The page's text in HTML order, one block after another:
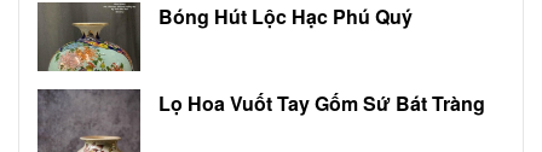
Bóng Hút Lộc Hạc Phú Quý
Lọ Hoa Vuốt Tay Gốm Sứ Bát Tràng